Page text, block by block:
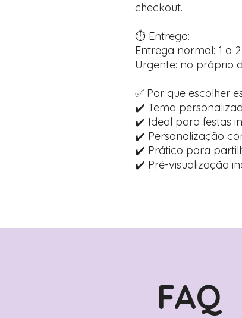
checkout.
⏱️ Entrega:
Entrega normal: 1 a
Urgente: no próprio
✅ Por que escolher
✔️ Tema
✔️ Ideal para festas
✔️ Personalização
✔️ Prático para
✔️ Pré-visualização
FAQ